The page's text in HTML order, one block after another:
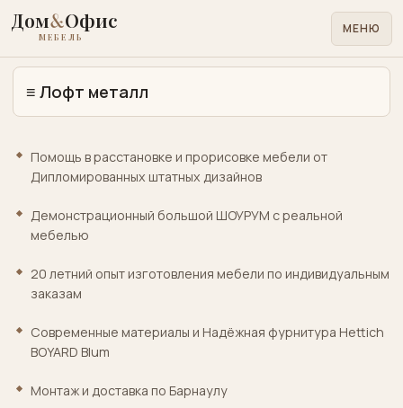
Дом&Офис
МЕБЕЛЬ
МЕНЮ
Для
Для
офиса
Лофт
металл
Кровати
матрасы
Медицинская
лабораторная
Учебная
≡ Лофт металл
Помощь в расстановке и прорисовке мебели от
Дипломированных штатных дизайнов
Демонстрационный большой ШОУРУМ с реальной
мебелью
20 летний опыт изготовления мебели по индивидуальным
заказам
Cовременные материалы и Надёжная фурнитура Hettich
BOYARD Blum
Монтаж и доставка по Барнаулу